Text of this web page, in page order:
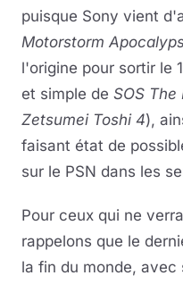
puisque Sony vient
Motorstorm
l'origine pour sortir le
et simple de SOS The
Zetsumei Toshi 4),
faisant état de
sur le PSN dans les
Pour ceux qui ne
rappelons que le
la fin du monde,